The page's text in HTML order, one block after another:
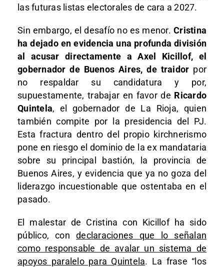
las futuras listas electorales de cara a 2027.
Sin embargo, el desafío no es menor. Cristina
ha dejado en evidencia una profunda división
al acusar directamente a Axel Kicillof, el
gobernador de Buenos Aires, de traidor por
no respaldar su candidatura y por,
supuestamente, trabajar en favor de Ricardo
Quintela, el gobernador de La Rioja, quien
también compite por la presidencia del PJ.
Esta fractura dentro del propio kirchnerismo
pone en riesgo el dominio de la ex mandataria
sobre su principal bastión, la provincia de
Buenos Aires, y evidencia que ya no goza del
liderazgo incuestionable que ostentaba en el
pasado.
El malestar de Cristina con Kicillof ha sido
público, condeclaraciones que lo señalan
como responsable de avalar un sistema de
apoyos paralelo para Quintela. La frase “los